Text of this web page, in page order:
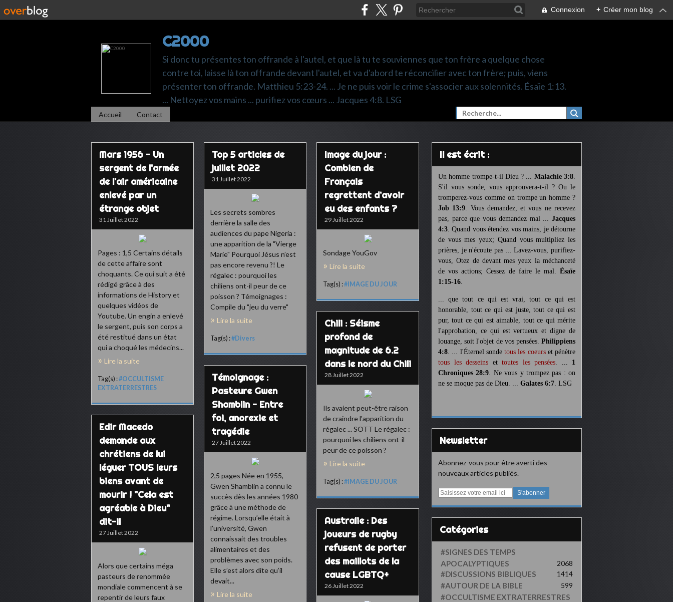
Connexion + Créer mon blog
C2000
Si donc tu présentes ton offrande à l'autel, et que là tu te souviennes que ton frère a quelque chose
contre toi, laisse là ton offrande devant l'autel, et va d'abord te réconcilier avec ton frère; puis, viens
présenter ton offrande. Matthieu 5:23-24. ... Je ne puis voir le crime s'associer aux solennités. Ésaïe 1:13.
... Nettoyez vos mains ... purifiez vos cœurs ... Jacques 4:8. LSG
Accueil Contact
Mars 1956 - Un
sergent de l'armée
de l'air américaine
enlevé par un
étrange objet
31 Juillet 2022
Pages : 1,5 Certains détails
de cette affaire sont
choquants. Ce qui suit a été
rédigé grâce à des
informations de History et
quelques vidéos de
Youtube. Un engin a enlevé
le sergent, puis son corps a
été restitué dans un état
qui a choqué les médecins...
Lire la suite
Tag(s) :#OCCULTISME
EXTRATERRESTRES
Top 5 articles de
juillet 2022
31 Juillet 2022
Les secrets sombres
derrière la salle des
audiences du pape Nigeria :
une apparition de la "Vierge
Marie" Pourquoi Jésus n’est
pas encore revenu ?! Le
régalec : pourquoi les
chiliens ont-il peur de ce
poisson ? Témoignages :
Compile du "jeu du verre"
Lire la suite
Tag(s) :#Divers
Image du jour :
Combien de
Français
regrettent d’avoir
eu des enfants ?
29 Juillet 2022
Sondage YouGov
Lire la suite
Tag(s) :#IMAGE DU JOUR
Chili : Séisme
profond de
magnitude de 6.2
dans le nord du Chili
28 Juillet 2022
Ils avaient peut-être raison
de craindre l'apparition du
régalec ... SOTT Le régalec :
pourquoi les chiliens ont-il
peur de ce poisson ?
Lire la suite
Tag(s) :#IMAGE DU JOUR
Témoignage :
Pasteure Gwen
Shamblin - Entre
foi, anorexie et
tragédie
27 Juillet 2022
2,5 pages Née en 1955,
Gwen Shamblin a connu le
succès dès les années 1980
grâce à une méthode de
régime. Lorsqu’elle était à
l’université, Gwen
connaissait des troubles
alimentaires et des
problèmes avec son poids.
Elle s’est alors dite qu’il
devait...
Lire la suite
Edir Macedo
demande aux
chrétiens de lui
léguer TOUS leurs
biens avant de
mourir ! "Cela est
agréable à Dieu"
dit-il
27 Juillet 2022
Alors que certains méga
pasteurs de renommée
mondiale commencent à se
repentir de leurs faux
Australie : Des
joueurs de rugby
refusent de porter
des maillots de la
cause LGBTQ+
26 Juillet 2022
Il est écrit :
Un homme trompe-t-il Dieu ? ... Malachie 3:8.
S'il vous sonde, vous approuvera-t-il ? Ou le
tromperez-vous comme on trompe un homme ?
Job 13:9. Vous demandez, et vous ne recevez
pas, parce que vous demandez mal ... Jacques
4:3. Quand vous étendez vos mains, je détourne
de vous mes yeux; Quand vous multipliez les
prières, je n'écoute pas ... Lavez-vous, purifiez-
vous, Otez de devant mes yeux la méchanceté
de vos actions; Cessez de faire le mal. Ésaïe
1:15-16.
... que tout ce qui est vrai, tout ce qui est
honorable, tout ce qui est juste, tout ce qui est
pur, tout ce qui est aimable, tout ce qui mérite
l'approbation, ce qui est vertueux et digne de
louange, soit l'objet de vos pensées. Philippiens
4:8. ... l'Éternel sonde tous les coeurset pénètre
tous les desseins et toutes les pensées. ... 1
Chroniques 28:9. Ne vous y trompez pas : on
ne se moque pas de Dieu. ... Galates 6:7. LSG
Newsletter
Abonnez-vous pour être averti des
nouveaux articles publiés.
E
a
i
Catégories
#SIGNES DES TEMPS
APOCALYPTIQUES 2068
#DISCUSSIONS BIBLIQUES 1414
#AUTOUR DE LA BIBLE 599
#OCCULTISME EXTRATERRESTRES